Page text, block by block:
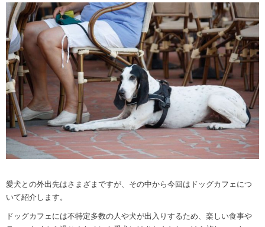
愛犬との外出先はさまざまですが、その中から今回はドッグカフェにつ
いて紹介します。
ドッグカフェには不特定多数の人や犬が出入りするため、楽しい食事や